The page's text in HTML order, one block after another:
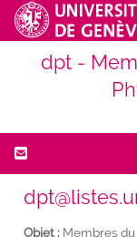
dpt -
Objet : Membres